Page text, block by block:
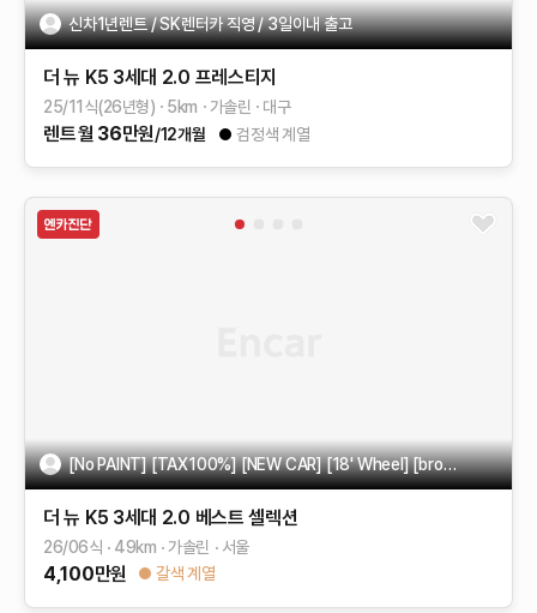
신차1년렌트 / SK렌터카 직영 / 3일이내 출고
더 뉴 K5 3세대 2.0 프레스티지
25/11식(26년형) 5km 가솔린 대구
렌트월 36만원/12개월 검정색 계열
[No PAINT] [TAX100%] [NEW CAR] [18' Wheel] [brown seat]
더 뉴 K5 3세대 2.0 베스트 셀렉션
26/06식 49km 가솔린 서울
4,100만원 갈색 계열